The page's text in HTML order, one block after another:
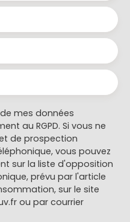
mes données
au RGPD. Si vous ne
de prospection
vous pouvez
sur la liste d'opposition
prévu par l'article
sur le site
ou par courrier